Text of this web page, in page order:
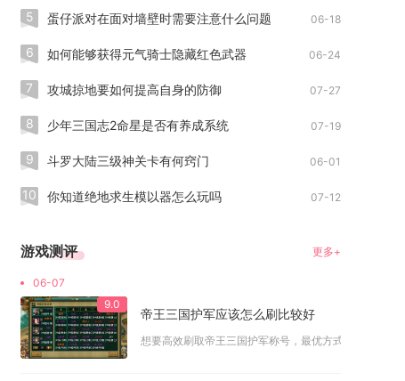
5 蛋仔派对在面对墙壁时需要注意什么问题 06-18
6 如何能够获得元气骑士隐藏红色武器 06-24
7 攻城掠地要如何提高自身的防御 07-27
8 少年三国志2命星是否有养成系统 07-19
9 斗罗大陆三级神关卡有何窍门 06-01
10 你知道绝地求生模以器怎么玩吗 07-12
游戏测评 更多+
06-07
9.0
帝王三国护军应该怎么刷比较好
想要高效刷取帝王三国护军称号，最优方式是利用敌国